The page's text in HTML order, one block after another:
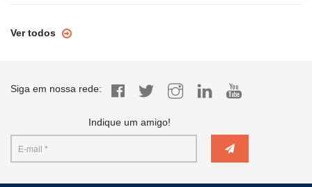
Ver todos
Siga em nossa rede:
Indique um amigo!